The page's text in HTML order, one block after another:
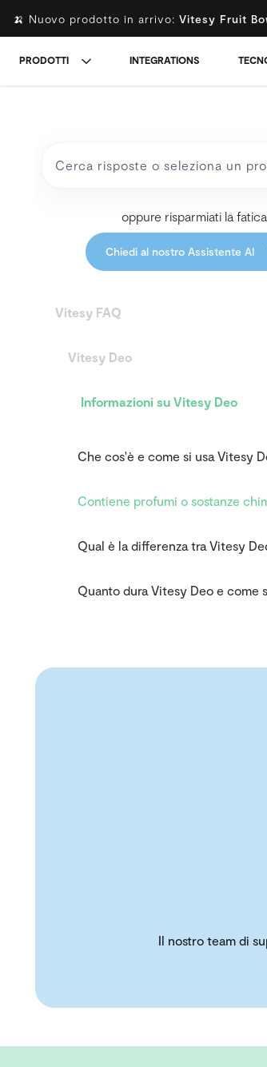
🍌 Nuovo prodotto in arrivo: Vitesy Fruit
PRODOTTI INTEGRATIONS
oppure risparmiati la fatica
Chiedi al nostro Assistente AI
Vitesy FAQ
Vitesy Deo
Informazioni su Vitesy Deo
Che cos'è e come si usa Vitesy
Contiene profumi o sostanze
Qual è la differenza tra Vitesy
Quanto dura Vitesy Deo e come
Il nostro team di